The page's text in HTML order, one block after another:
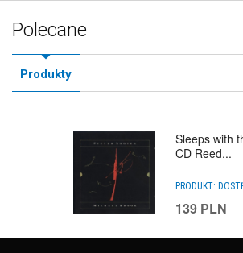
Polecane
Produkty
Sleeps with
CD Reed...
PRODUKT:
139 PLN